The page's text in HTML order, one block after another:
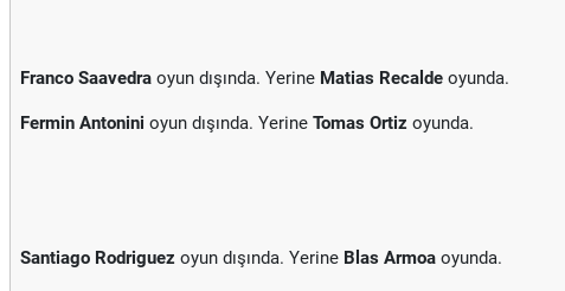
Franco Saavedra oyun dışında. Yerine Matias Recalde oyunda.
Fermin Antonini oyun dışında. Yerine Tomas Ortiz oyunda.
Santiago Rodriguez oyun dışında. Yerine Blas Armoa oyunda.